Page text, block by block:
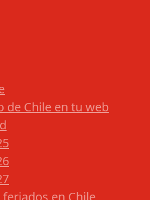
de Chile en tu web